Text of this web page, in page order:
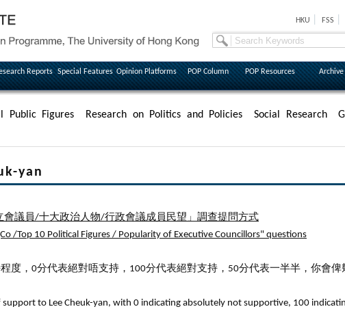
HKU FSS
Reports Special Features Opinion Platforms POP Column POP Resources Archive
Public Figures Research on Politics and Policies Social Research
yan
會議員/十大政治人物/行政會議成員民望」調查提問方式
/Top 10 Political Figures / Popularity of Executive Councillors" questions
度，0分代表絕對唔支持，100分代表絕對支持，50分代表一半半，你會俾
to Lee Cheuk-yan, with 0 indicating absolutely not supportive, 100